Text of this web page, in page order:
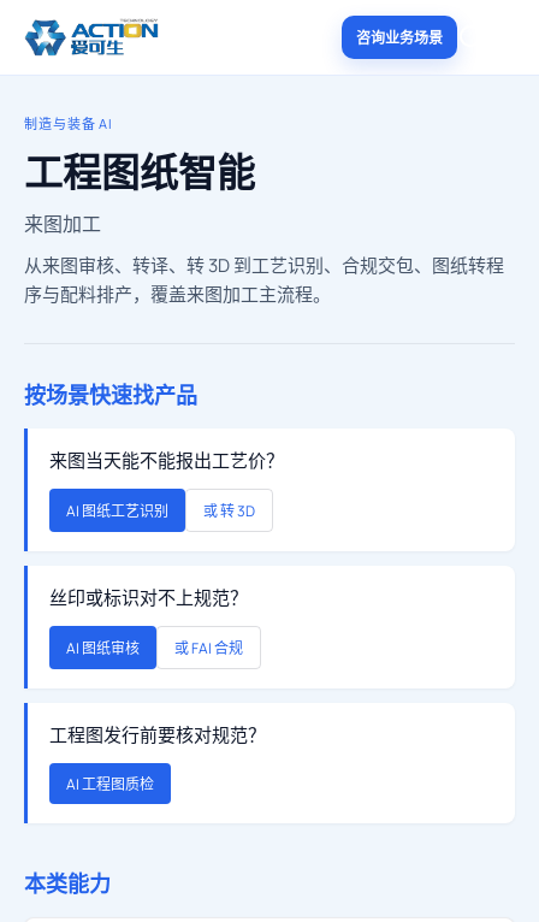
咨询业务场景
制造与装备 AI
工程图纸智能
来图加工
从来图审核、转译、转 3D 到工艺识别、合规交包、图纸转程
序与配料排产，覆盖来图加工主流程。
按场景快速找产品
来图当天能不能报出工艺价？
AI 图纸工艺识别 或 转 3D
丝印或标识对不上规范？
AI 图纸审核 或 FAI 合规
工程图发行前要核对规范？
AI 工程图质检
本类能力